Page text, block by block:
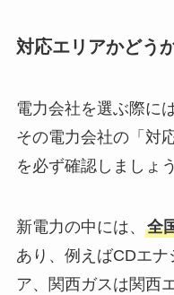
対応エリアかどう
電力会社を選ぶ際に
その電力会社の「対
を必ず確認しましょう
新電力の中には、 全
あり、例えばCDエナ
ア、関西ガスは関西